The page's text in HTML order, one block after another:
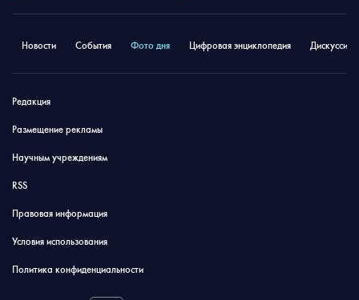
Новости События Фото дня Цифровая энциклопедия
Редакция
Размещение рекламы
Научным учреждениям
RSS
Правовая информация
Условия использования
Политика конфиденциальности